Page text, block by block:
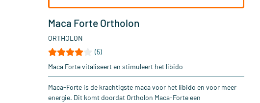
Maca Forte Ortholon
ORTHOLON
(5)
Maca Forte vitaliseert en stimuleert het libido
Maca-Forte is de krachtigste maca voor het libido en voor meer
energie. Dit komt doordat Ortholon Maca-Forte een